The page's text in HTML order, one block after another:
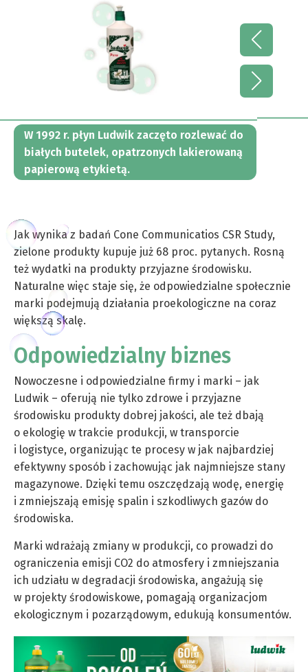
W 1992 r. płyn Ludwik zaczęto rozlewać do
białych butelek, opatrzonych lakierowaną
papierową etykietą.
Jak wynika z badań Cone Communicatios CSR Study,
zielone produkty kupuje już 68 proc. pytanych. Rosną
też wydatki na produkty przyjazne środowisku.
Naturalne więc staje się, że odpowiedzialne społecznie
marki podejmują działania proekologiczne na coraz
większą skalę.
Odpowiedzialny biznes
Nowoczesne i odpowiedzialne firmy i marki – jak
Ludwik – oferują nie tylko zdrowe i przyjazne
środowisku produkty dobrej jakości, ale też dbają
o ekologię w trakcie produkcji, w transporcie
i logistyce, organizując te procesy w jak najbardziej
efektywny sposób i zachowując jak najmniejsze stany
magazynowe. Dzięki temu oszczędzają wodę, energię
i zmniejszają emisję spalin i szkodliwych gazów do
środowiska.
Marki wdrażają zmiany w produkcji, co prowadzi do
ograniczenia emisji CO2 do atmosfery i zmniejszania
ich udziału w degradacji środowiska, angażują się
w projekty środowiskowe, pomagają organizacjom
ekologicznym i pozarządowym, edukują konsumentów.